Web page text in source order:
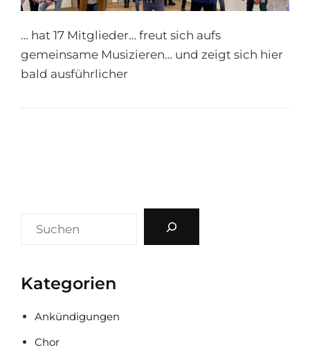
WELT
… hat 17 Mitglieder… freut sich aufs
gemeinsame Musizieren… und zeigt sich hier
bald ausführlicher
Kategorien
Ankündigungen
Chor